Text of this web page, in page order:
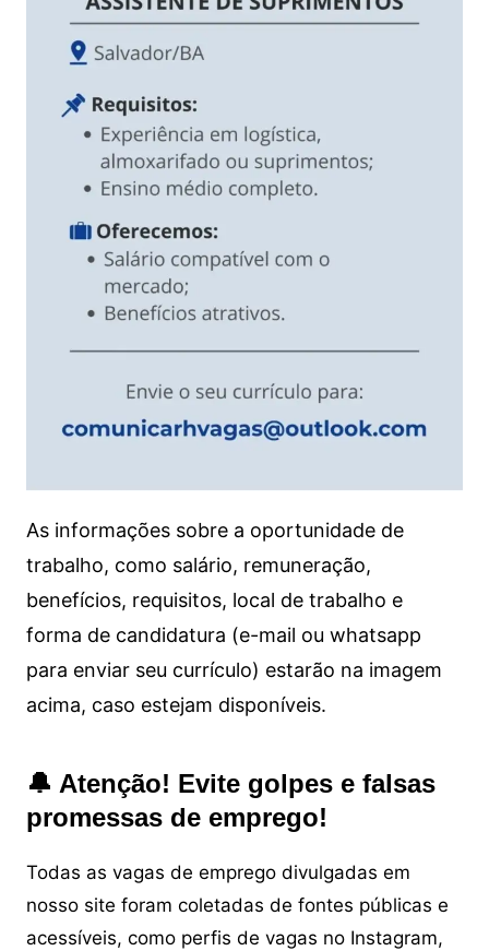
As informações sobre a oportunidade de
trabalho, como salário, remuneração,
benefícios, requisitos, local de trabalho e
forma de candidatura (e-mail ou whatsapp
para enviar seu currículo) estarão na imagem
acima, caso estejam disponíveis.
🔔 Atenção! Evite golpes e falsas
promessas de emprego!
Todas as vagas de emprego divulgadas em
nosso site foram coletadas de fontes públicas e
acessíveis, como perfis de vagas no Instagram,